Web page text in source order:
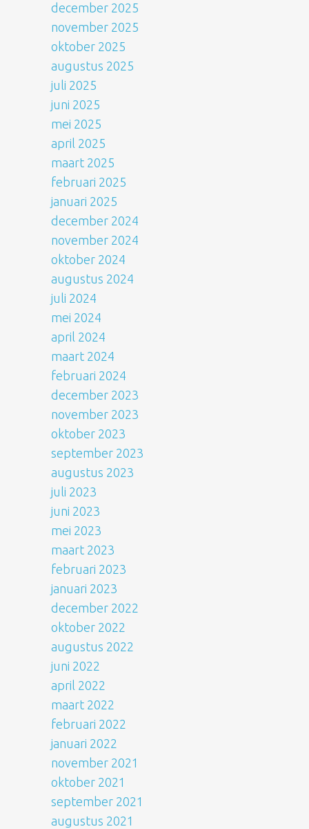
december 2025
november 2025
oktober 2025
augustus 2025
juli 2025
juni 2025
mei 2025
april 2025
maart 2025
februari 2025
januari 2025
december 2024
november 2024
oktober 2024
augustus 2024
juli 2024
mei 2024
april 2024
maart 2024
februari 2024
december 2023
november 2023
oktober 2023
september 2023
augustus 2023
juli 2023
juni 2023
mei 2023
maart 2023
februari 2023
januari 2023
december 2022
oktober 2022
augustus 2022
juni 2022
april 2022
maart 2022
februari 2022
januari 2022
november 2021
oktober 2021
september 2021
augustus 2021